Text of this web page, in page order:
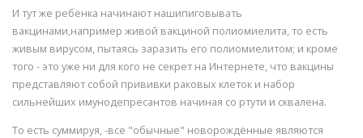
И тут же ребёнка начинают нашипиговывать
вакцинами,например живой вакциной полиомиелита, то есть
живым вирусом, пытаясь заразить его полиомиелитом; и кроме
того - это уже ни для кого не секрет на Интернете, что вакцины
представляют собой прививки раковых клеток и набор
сильнейших имунодепресантов начиная со ртути и сквалена.
То есть суммируя, -все "обычные" новорождённые являются